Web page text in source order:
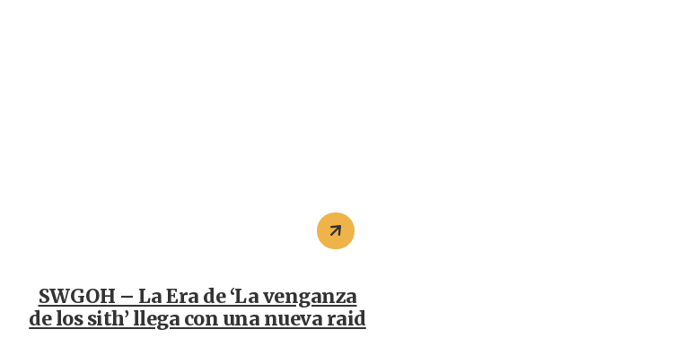
SWGOH – La Era de ‘La venganza
de los sith’ llega con una nueva raid